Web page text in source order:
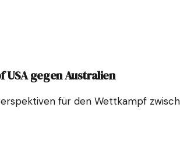
gegen Australien
für den Wettkampf